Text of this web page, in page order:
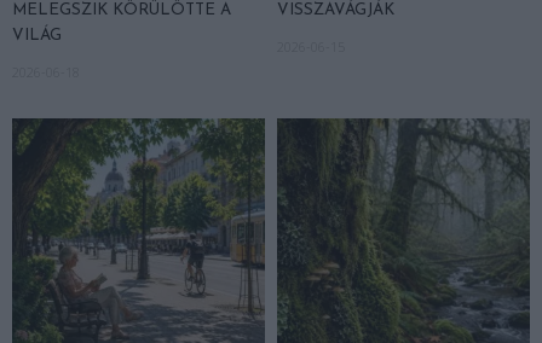
MELEGSZIK KÖRÜLÖTTE A
VILÁG
VISSZAVÁGJÁK